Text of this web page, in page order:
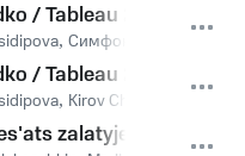
/ Tableau 2 -
, Симфонический
/ Tableau 2 - "Svet'at
, Kirov Chorus, St
zalatyje roshki"